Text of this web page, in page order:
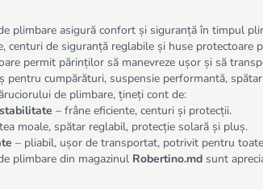
plimbare asigură confort și siguranță în timpul
centuri de siguranță reglabile și huse protectoare
permit părinților să manevreze ușor și să
pentru cumpărături, suspensie performantă,
de plimbare, țineți cont de:
– frâne eficiente, centuri și protecții.
moale, spătar reglabil, protecție solară și pluș.
– pliabil, ușor de transportat, potrivit pentru
plimbare din magazinul Robertino.mdsunt